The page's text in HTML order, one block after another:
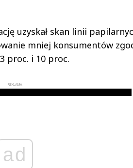
uzyskał skan linii
mniej konsumentów
proc. i 10 proc.
REKLAMA
ad